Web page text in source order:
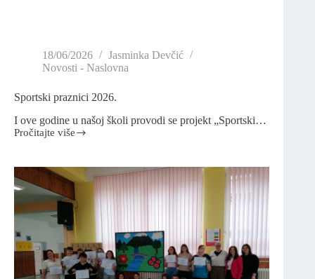
18/06/2026
Jasminka Devčić
Novosti - Naslovna
Sportski praznici 2026.
I ove godine u našoj školi provodi se projekt „Sportski…
Pročitajte više